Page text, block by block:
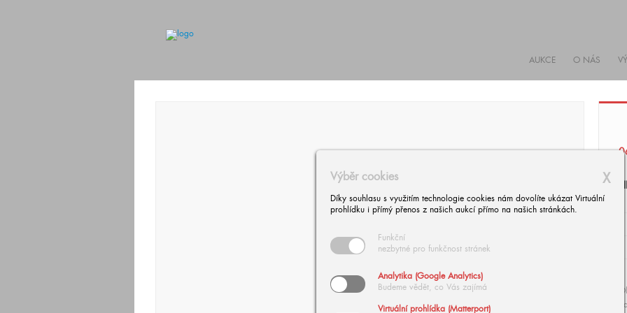
AUKCE O NÁS
X
Výběr cookies
Díky souhlasu s využitím technologie cookies nám dovolíte ukázat Virtuální
prohlídku i přímý přenos z našich aukcí přímo na našich stránkách.
Funkční
nezbytné pro funkčnost stránek
Analytika (Google Analytics)
Budeme vědět, co Vás zajímá
Virtuální prohlídka (Matterport)